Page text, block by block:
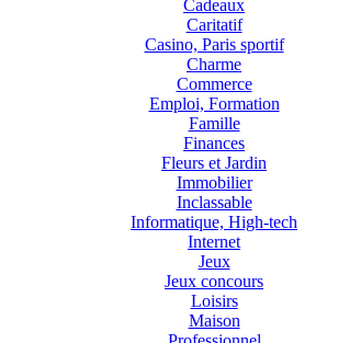
Cadeaux
Caritatif
Casino, Paris sportif
Charme
Commerce
Emploi, Formation
Famille
Finances
Fleurs et Jardin
Immobilier
Inclassable
Informatique, High-tech
Internet
Jeux
Jeux concours
Loisirs
Maison